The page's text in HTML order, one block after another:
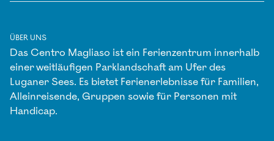
ÜBER UNS
Das Centro Magliaso ist ein Ferienzentrum innerhalb
einer weitläufigen Parklandschaft am Ufer des
Luganer Sees. Es bietet Ferienerlebnisse für Familien,
Alleinreisende, Gruppen sowie für Personen mit
Handicap.